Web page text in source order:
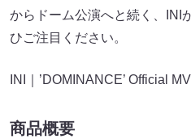
からドーム公演へと続く、INI
ひご注目ください。
INI｜’DOMINANCE’ Official
商品概要